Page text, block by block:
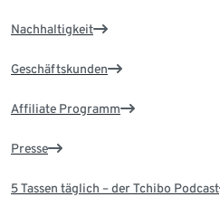
Nachhaltigkeit
Geschäftskunden
Affiliate Programm
Presse
5 Tassen täglich – der Tchibo Podcast